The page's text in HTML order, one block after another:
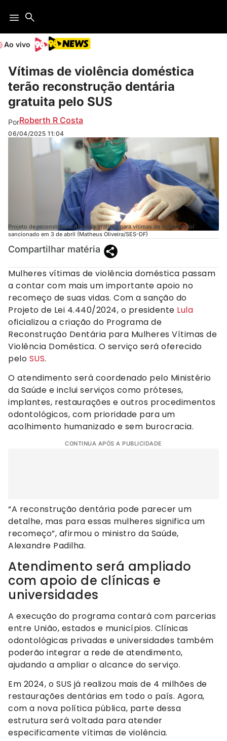
Ao vivo
Vítimas de violência doméstica
terão reconstrução dentária
gratuita pelo SUS
PorRoberth R Costa
06/04/2025 11:04
Projeto de reconstrução dentária gratuita para vítimas de violência foi
sancionado em 3 de abril (Matheus Oliveira/SES-DF)
Compartilhar matéria
Mulheres vítimas de violência doméstica passam
a contar com mais um importante apoio no
recomeço de suas vidas. Com a sanção do
Projeto de Lei 4.440/2024, o presidente Lula
oficializou a criação do Programa de
Reconstrução Dentária para Mulheres Vítimas de
Violência Doméstica. O serviço será oferecido
pelo SUS.
O atendimento será coordenado pelo Ministério
da Saúde e inclui serviços como próteses,
implantes, restaurações e outros procedimentos
odontológicos, com prioridade para um
acolhimento humanizado e sem burocracia.
CONTINUA APÓS A PUBLICIDADE
“A reconstrução dentária pode parecer um
detalhe, mas para essas mulheres significa um
recomeço”, afirmou o ministro da Saúde,
Alexandre Padilha.
Atendimento será ampliado
com apoio de clínicas e
universidades
A execução do programa contará com parcerias
entre União, estados e municípios. Clínicas
odontológicas privadas e universidades também
poderão integrar a rede de atendimento,
ajudando a ampliar o alcance do serviço.
Em 2024, o SUS já realizou mais de 4 milhões de
restaurações dentárias em todo o país. Agora,
com a nova política pública, parte dessa
estrutura será voltada para atender
especificamente vítimas de violência.